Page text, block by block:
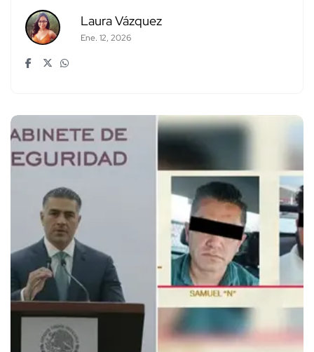
Laura Vázquez
Ene. 12, 2026